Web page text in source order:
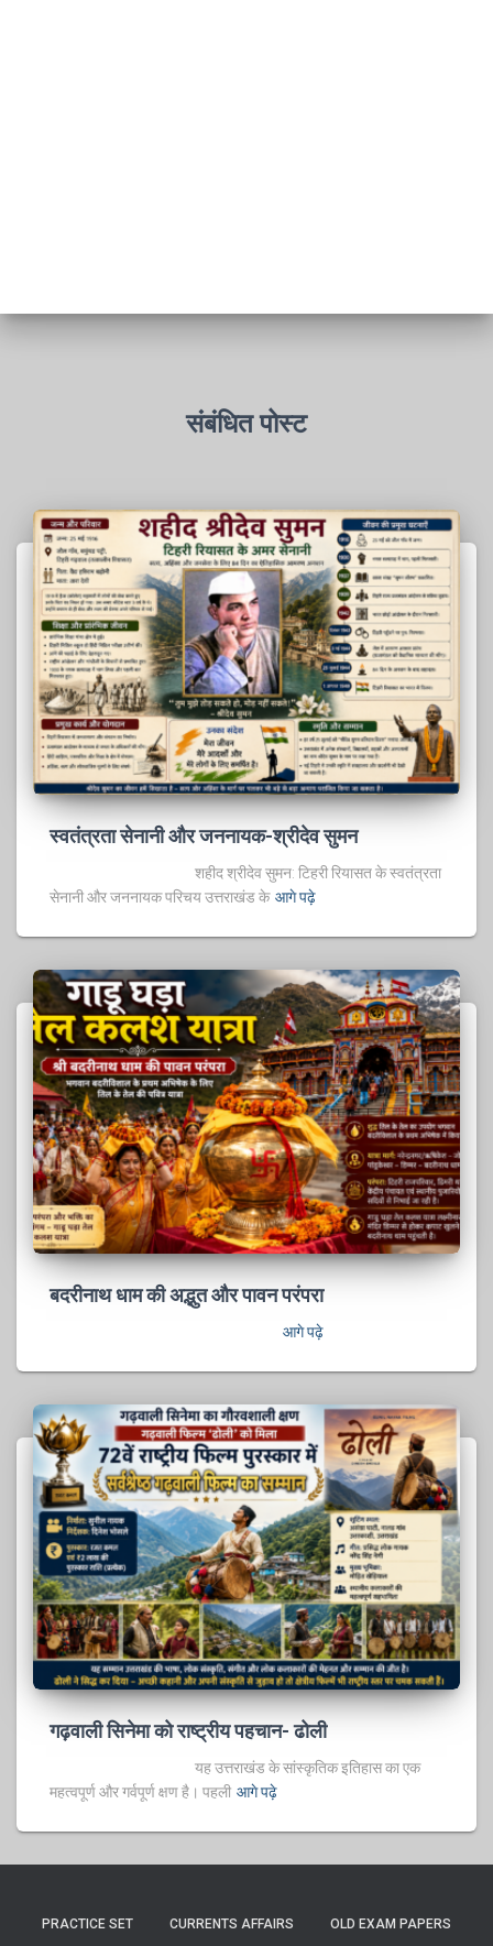
संबंधित पोस्ट
स्वतंत्रता सेनानी और जननायक-श्रीदेव सुमन
शहीद श्रीदेव सुमन: टिहरी रियासत के स्वतंत्रता
सेनानी और जननायक परिचय उत्तराखंड के आगे पढ़े
बदरीनाथ धाम की अद्भुत और पावन परंपरा
आगे पढ़े
गढ़वाली सिनेमा को राष्ट्रीय पहचान- ढोली
यह उत्तराखंड के सांस्कृतिक इतिहास का एक
महत्वपूर्ण और गर्वपूर्ण क्षण है। पहली आगे पढ़े
PRACTICE SET CURRENTS AFFAIRS OLD EXAM PAPERS